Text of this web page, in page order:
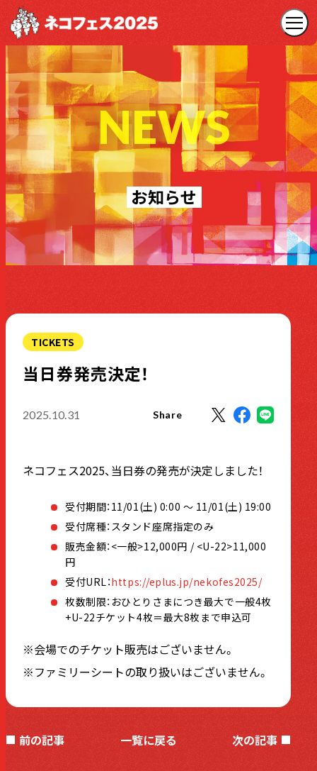
NEWS
お知らせ
TICKETS
当日券発売決定！
2025.10.31 Share
ネコフェス2025、当日券の発売が決定しました！
受付期間：11/01(土) 0:00 〜 11/01(土) 19:00
受付席種：スタンド座席指定のみ
販売金額：<一般>12,000円 / <U-22>11,000
円
受付URL：https://eplus.jp/nekofes2025/
枚数制限：おひとりさまにつき最大で一般4枚
+U-22チケット4枚＝最大8枚まで申込可
※会場でのチケット販売はございません。
※ファミリーシートの取り扱いはございません。
前の記事 一覧に戻る 次の記事